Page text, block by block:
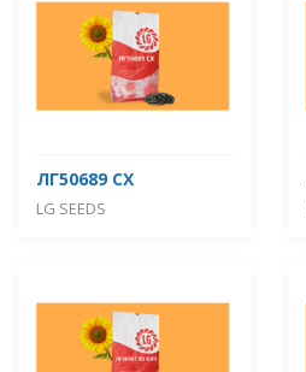
ЛГ50689 СХ
LG SEEDS